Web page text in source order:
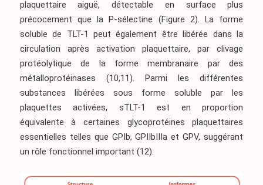
plaquettaire aiguë, détectable en surface plus
précocement que la P-sélectine (Figure 2). La forme
soluble de TLT-1 peut également être libérée dans la
circulation après activation plaquettaire, par clivage
protéolytique de la forme membranaire par des
métalloprotéinases (10,11). Parmi les différentes
substances libérées sous forme soluble par les
plaquettes activées, sTLT-1 est en proportion
équivalente à certaines glycoprotéines plaquettaires
essentielles telles que GPIb, GPIIbIIIa et GPV, suggérant
un rôle fonctionnel important (12).